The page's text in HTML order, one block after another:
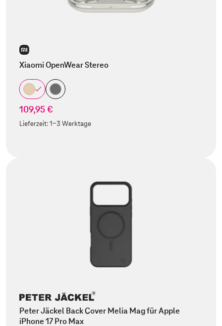
Xiaomi OpenWear Stereo
109,95 €
Lieferzeit:1-3 Werktage
Peter Jäckel Back Cover Melia Mag für Apple
iPhone 17 Pro Max